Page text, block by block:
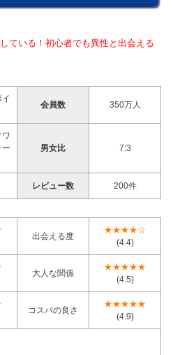
ている！初心者でも異性と出会える
会員数 350万人
ワ
ー
男女比 7:3
レビュー数 200件
出会える度
★★★★☆
(4.4)
大人な関係
★★★★★
(4.5)
コスパの良さ
★★★★★
(4.9)